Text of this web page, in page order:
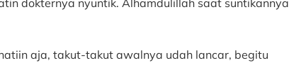
dokternya nyuntik. Alhamdulillah saat suntikannya
aja, takut-takut awalnya udah lancar, begitu